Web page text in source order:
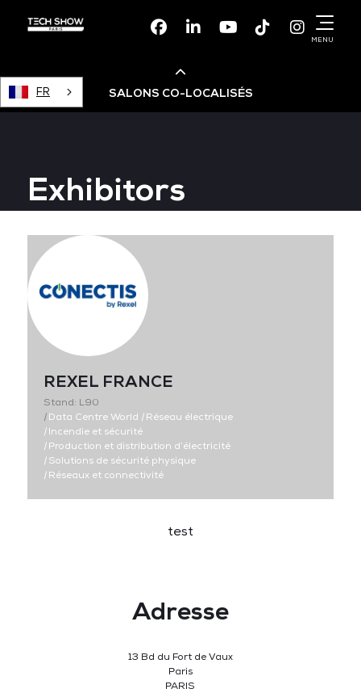
FacebookLinkedinYoutubeTikTok
MENU
FR SALONS CO-LOCALISÉS
Devops Live
Cloud & Cyber Security
Data & AI Leaders Summit
Data Centre World
Exhibitors
REXEL FRANCE
Stand: L90
|Data Centre World |Réseau électrique
|Incendie et sécurité
|Production et distribution d’électricité
|Solutions de sécurité physique
|Réseaux et connectivité
test
Adresse
13 Bd du Fort de Vaux
Paris
PARIS